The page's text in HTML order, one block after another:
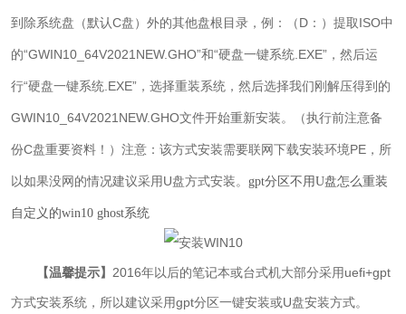
到除系统盘（默认C盘）外的其他盘根目录，例：（D：）提取ISO中
的“GWIN10 _64V2021NEW.GHO”和“硬盘一键系统.EXE”，然后运
行“硬盘一键系统.EXE”，选择重装系统，然后选择我们刚解压得到的
GWIN10 _64V2021NEW.GHO文件开始重新安装。（执行前注意备
份C盘重要资料！）注意：该方式安装需要联网下载安装环境PE，所
以如果没网的情况建议采用U盘方式安装。gpt分区不用U盘怎么重装
自定义的win10 ghost系统
【温馨提示】2016年以后的笔记本或台式机大部分采用uefi+gpt
方式安装系统，所以建议采用gpt分区一键安装或U盘安装方式。